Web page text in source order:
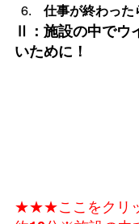
仕事が終わった
Ⅱ：施設の中でウ
いために！
★★★ここをク